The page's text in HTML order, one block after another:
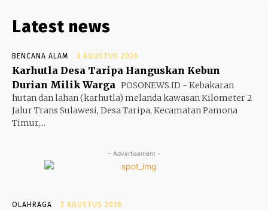
Latest news
BENCANA ALAM 3 AGUSTUS 2026
Karhutla Desa Taripa Hanguskan Kebun
Durian Milik Warga POSONEWS.ID - Kebakaran
hutan dan lahan (karhutla) melanda kawasan Kilometer 2
Jalur Trans Sulawesi, Desa Taripa, Kecamatan Pamona
Timur,...
- Advertisement -
OLAHRAGA 2 AGUSTUS 2026